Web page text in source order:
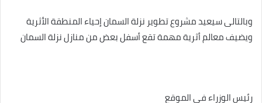
وبالتالى سيعيد مشروع تطوير نزلة السمان إحياء المنطقة الأثرية
ويضيف معالم أثرية مهمة تقع أسفل بعض من منازل نزلة السمان
رئيس الوزراء فى الموقع